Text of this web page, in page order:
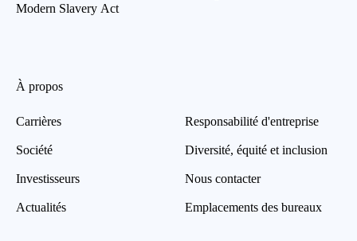
Modern Slavery Act
À propos
Carrières
Société
Investisseurs
Actualités
Responsabilité d'entreprise
Diversité, équité et inclusion
Nous contacter
Emplacements des bureaux